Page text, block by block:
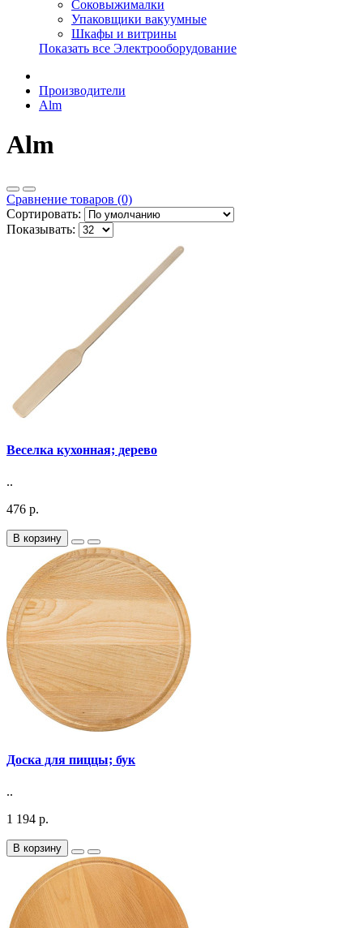
Соковыжималки
Упаковщики вакуумные
Шкафы и витрины
Показать все Электрооборудование
Производители
Alm
Alm
Сравнение товаров (0)
Сортировать:
Показывать:
Веселка кухонная; дерево
..
476 р.
В корзину
Доска для пиццы; бук
..
1 194 р.
В корзину